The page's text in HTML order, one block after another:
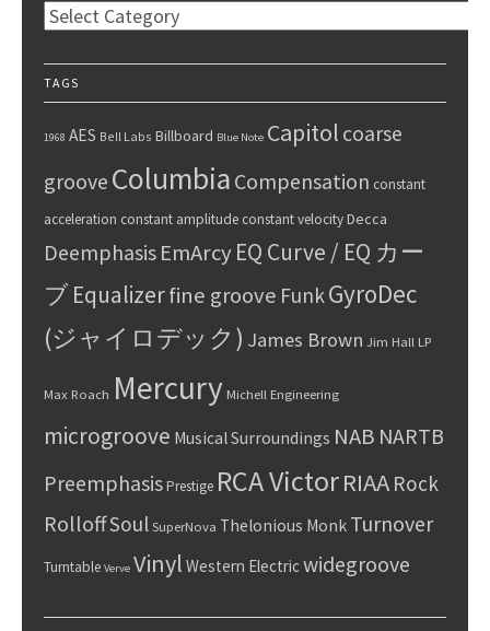
Categories
TAGS
1968 AES Bell Labs Billboard Blue Note Capitol coarse
groove Columbia Compensation constant
acceleration constant amplitude constant velocityDecca
Deemphasis EmArcyEQ Curve / EQ カー
ブEqualizerfine groove Funk GyroDec
(ジャイロデック) James Brown Jim Hall LP
Max Roach Mercury Michell Engineering
microgroove Musical Surroundings NAB NARTB
PreemphasisPrestige RCA VictorRIAA Rock
RolloffSoul SuperNova Thelonious Monk Turnover
Turntable Verve Vinyl Western Electricwidegroove